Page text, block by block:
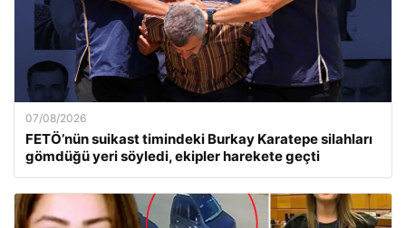
07/08/2026
FETÖ’nün suikast timindeki Burkay Karatepe silahları
gömdüğü yeri söyledi, ekipler harekete geçti